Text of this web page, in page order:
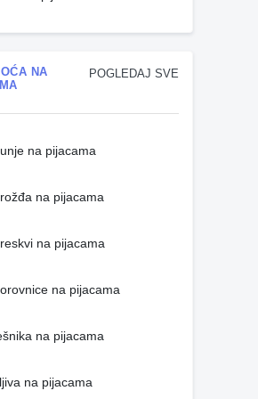
POGLEDAJ SVE
NA
na pijacama
na pijacama
na pijacama
na pijacama
na pijacama
na pijacama